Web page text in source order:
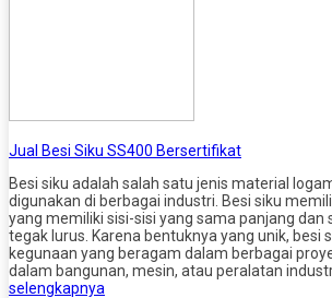
Jual Besi Siku SS400 Bersertifikat
Besi siku adalah salah satu jenis material
digunakan di berbagai industri. Besi siku
yang memiliki sisi-sisi yang sama panjang dan
tegak lurus. Karena bentuknya yang unik, besi
kegunaan yang beragam dalam berbagai
dalam bangunan, mesin, atau peralatan
selengkapnya